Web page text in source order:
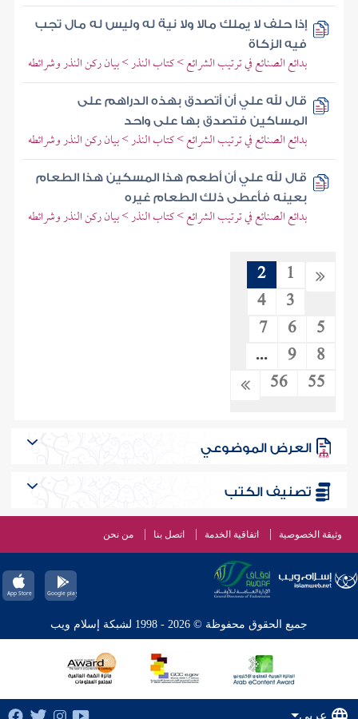
إذا حلف لا يملك مالا ولا نية له وليس له مال تجب
فيه الزكاة
بدائع الصنائع في ترتيب الشرائع > كتاب النذر > بيان ركن النذر وشرائطه
قال لله علي أن أتصدق بهذه الدراهم على
المساكين فتصدق بها على واحد
بدائع الصنائع في ترتيب الشرائع > كتاب النذر > بيان ركن النذر وشرائطه
قال لله علي أن أطعم هذا المسكين هذا الطعام
بعينه فأعطى ذلك الطعام غيره
بدائع الصنائع في ترتيب الشرائع > كتاب النذر > بيان ركن النذر وشرائطه
1
2
3
4
5
6
7
8
9
...
55
56
العرض الموضوعي
تصنيف الكتب
وثيقة الخصوصية اتفاقية الخدمة اتصل بنا من نحن
جميع الحقوق محفوظة © 2026 - 1998 لشبكة إسلام ويب
عربي